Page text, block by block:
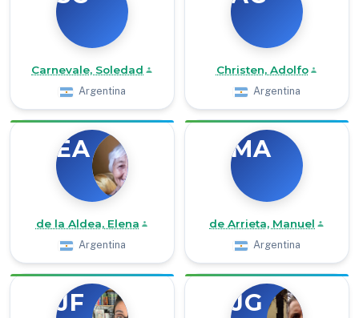
Carnevale, Soledad
Argentina
Christen, Adolfo
Argentina
EA
de la Aldea, Elena
Argentina
MA
de Arrieta, Manuel
Argentina
JF JG